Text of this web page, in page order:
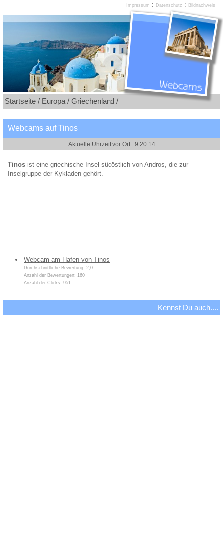
Startseite / Europa / Griechenland /
Webcams auf Tinos
Tinos ist eine griechische Insel südöstlich von Andros, die zur
Inselgruppe der Kykladen gehört.
Webcam am Hafen von Tinos
Durchschnittliche Bewertung: 2,0
Anzahl der Bewertungen: 160
Anzahl der Clicks: 951
Kennst Du auch....
Impressum : Datenschutz : Bildnachweis